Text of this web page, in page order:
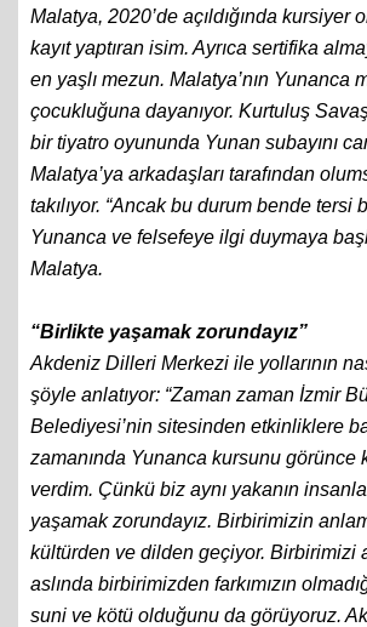
Malatya, 2020’de açıldığında kursiyer
kayıt yaptıran isim. Ayrıca sertifika
en yaşlı mezun. Malatya’nın Yunanca
çocukluğuna dayanıyor. Kurtuluş
bir tiyatro oyununda Yunan subayını
Malatya’ya arkadaşları tarafından
takılıyor. “Ancak bu durum bende tersi
Yunanca ve felsefeye ilgi duymaya
Malatya.
“Birlikte yaşamak zorundayız”
Akdeniz Dilleri Merkezi ile yollarının
şöyle anlatıyor: “Zaman zaman İzmir
Belediyesi’nin sitesinden etkinliklere
zamanında Yunanca kursunu görünce
verdim. Çünkü biz aynı yakanın
yaşamak zorundayız. Birbirimizin
kültürden ve dilden geçiyor. Birbirimizi
aslında birbirimizden farkımızın
suni ve kötü olduğunu da görüyoruz.